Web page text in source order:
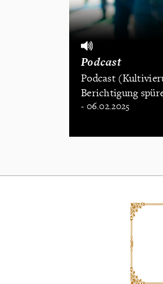
Podcast
Podcast
Berichtigung
- 06.02.2025